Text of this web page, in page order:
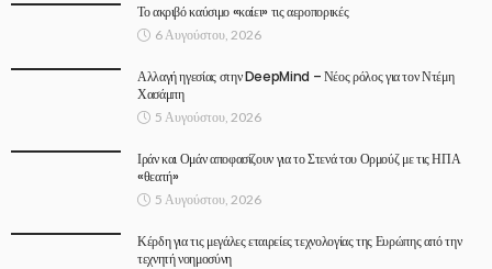
Το ακριβό καύσιμο «καίει» τις αεροπορικές
6 Αυγούστου, 2026
Αλλαγή ηγεσίας στην DeepMind – Νέος ρόλος για τον Ντέμη
Χασάμπη
5 Αυγούστου, 2026
Ιράν και Ομάν αποφασίζουν για το Στενά του Ορμούζ με τις ΗΠΑ
«θεατή»
5 Αυγούστου, 2026
Κέρδη για τις μεγάλες εταιρείες τεχνολογίας της Ευρώπης από την
τεχνητή νοημοσύνη